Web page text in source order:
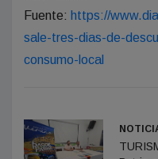
Fuente: https://
sale-tres-dias-de-
consumo-local